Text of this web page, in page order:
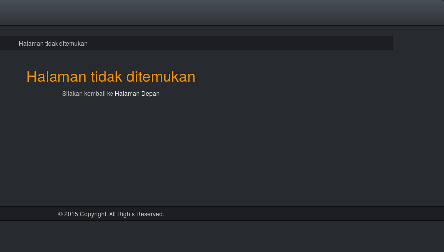
Halaman tidak ditemukan
Halaman tidak ditemukan
Silakan kembali ke Halaman Depan
© 2015 Copyright. All Rights Reserved.